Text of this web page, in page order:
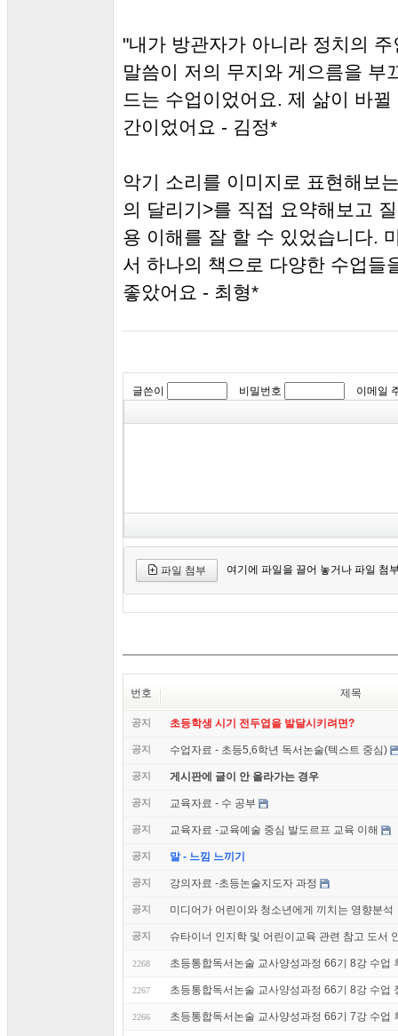
"내가 방관자가 아니라 정치의
말씀이 저의 무지와 게으름을 부
드는 수업이었어요. 제 삶이 바
간이었어요 - 김정*
악기 소리를 이미지로 표현해보
의 달리기>를 직접 요약해보고
용 이해를 잘 할 수 있었습니다.
서 하나의 책으로 다양한 수업들
좋았어요 - 최형*
글쓴이 비밀번호 이메일
파일 첨부 여기에 파일을 끌어 놓거나 파일 첨
번호 제목
공지 초등학생 시기 전두엽을 발달시키려면?
공지 수업자료 - 초등5,6학년 독서논술(텍스트 중심)
공지 게시판에 글이 안 올라가는 경우
공지 교육자료 - 수 공부
공지 교육자료 -교육예술 중심 발도르프 교육 이해
공지 말 - 느낌 느끼기
공지 강의자료 -초등논술지도자 과정
공지 미디어가 어린이와 청소년에게 끼치는 영향분석
공지 슈타이너 인지학 및 어린이교육 관련 참고 도서
2268 초등통합독서논술 교사양성과정 66기 8강 수업
2267 초등통합독서논술 교사양성과정 66기 8강 수업
2266 초등통합독서논술 교사양성과정 66기 7강 수업